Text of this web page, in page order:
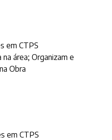
em CTPS
área; Organizam e
Obra
em CTPS